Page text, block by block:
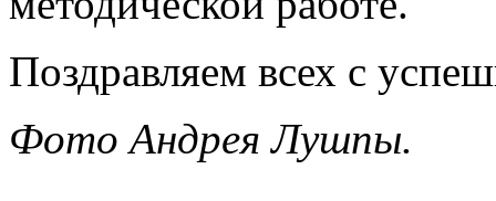
Поздравляем всех с
Фото Андрея Лушпы.